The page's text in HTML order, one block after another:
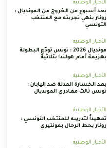
الأخبار الوطنية
بعد أسبوع من الخروج من المونديال :
رونار ينهي تجربته مع المنتخب
التونسي
الأخبار الوطنية
مونديال 2026 : تونس تودّع البطولة
بهزيمة أمام هولندا بثلاثية
الأخبار الوطنية
بعد الخسارة المذلة ضد اليابان :
تونس ثالث مغادري المونديال
الأخبار الوطنية
تمهيداً لتدريبه للمنتخب التونسي :
رونار يحط الرحال بمونتيري
الأخبار الوطنية